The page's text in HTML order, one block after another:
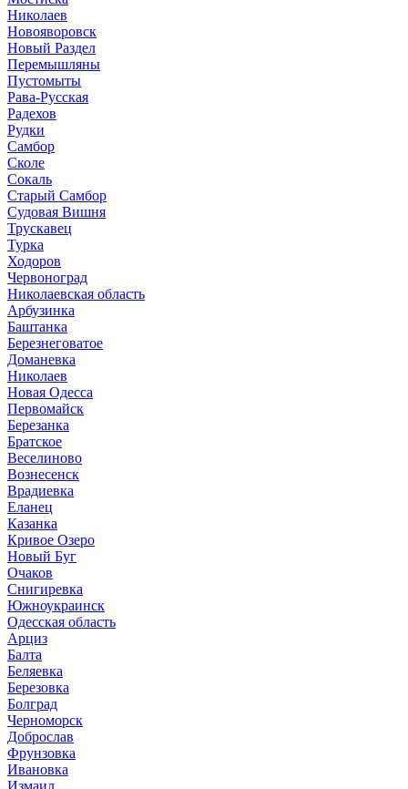
Николаев
Новояворовск
Новый Раздел
Перемышляны
Пустомыты
Рава-Русская
Радехов
Рудки
Самбор
Сколе
Сокаль
Старый Самбор
Судовая Вишня
Трускавец
Турка
Ходоров
Червоноград
Николаевская область
Арбузинка
Баштанка
Березнеговатое
Доманевка
Николаев
Новая Одесса
Первомайск
Березанка
Братское
Веселиново
Вознесенск
Врадиевка
Еланец
Казанка
Кривое Озеро
Новый Буг
Очаков
Снигиревка
Южноукраинск
Одесская область
Арциз
Балта
Беляевка
Березовка
Болград
Черноморск
Доброслав
Фрунзовка
Ивановка
Измаил